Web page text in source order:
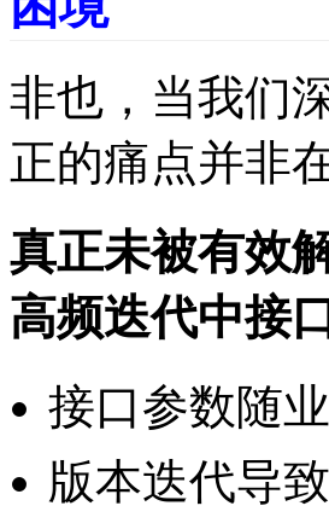
非也，当我们
正的痛点并非
真正未被有效
高频迭代中接
接口参数随
版本迭代导